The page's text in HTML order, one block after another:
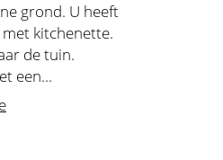
grond. U heeft
kitchenette.
de tuin.
een...